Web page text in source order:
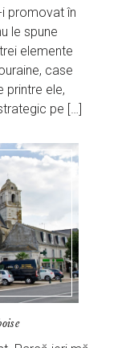
i promovat în
le spune
elemente
case
printre ele,
pe […]